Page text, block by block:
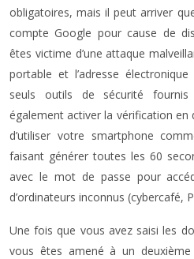
obligatoires, mais il peut arriver
compte Google pour cause de
êtes victime d’une attaque
portable et l’adresse
seuls outils de sécurité
également activer la vérification
d’utiliser votre smartphone
faisant générer toutes les 60
avec le mot de passe pour
d’ordinateurs inconnus (cybercafé,
Une fois que vous avez saisi les
vous êtes amené à un